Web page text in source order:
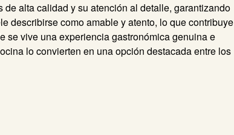
alta calidad y su atención al detalle, garantizando
describirse como amable y atento, lo que contribuye
se vive una experiencia gastronómica genuina e
lo convierten en una opción destacada entre los